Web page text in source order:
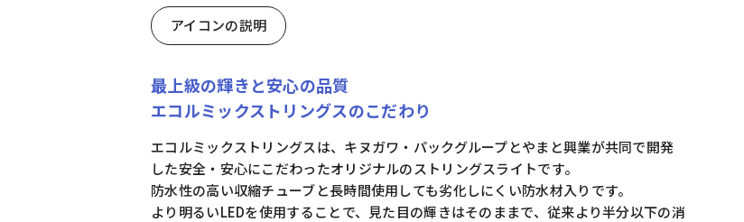
アイコンの説明
最上級の輝きと安心の品質
エコルミックストリングスのこだわり
エコルミックストリングスは、キヌガワ・パックグループとやまと興業が共同で開発
した安全・安心にこだわったオリジナルのストリングスライトです。
防水性の高い収縮チューブと長時間使用しても劣化しにくい防水材入りです。
より明るいLEDを使用することで、見た目の輝きはそのままで、従来より半分以下の消